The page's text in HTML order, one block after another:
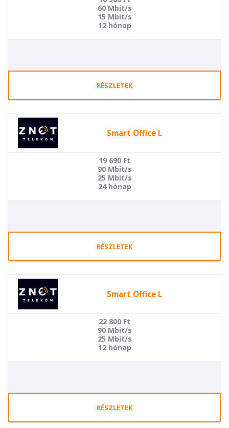
60 Mbit/s
15 Mbit/s
12 hónap
RÉSZLETEK
Smart Office L
19 690 Ft
90 Mbit/s
25 Mbit/s
24 hónap
RÉSZLETEK
Smart Office L
22 800 Ft
90 Mbit/s
25 Mbit/s
12 hónap
RÉSZLETEK